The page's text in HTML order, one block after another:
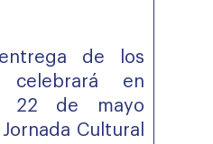
de los
celebrará en
22 de mayo
Cultural